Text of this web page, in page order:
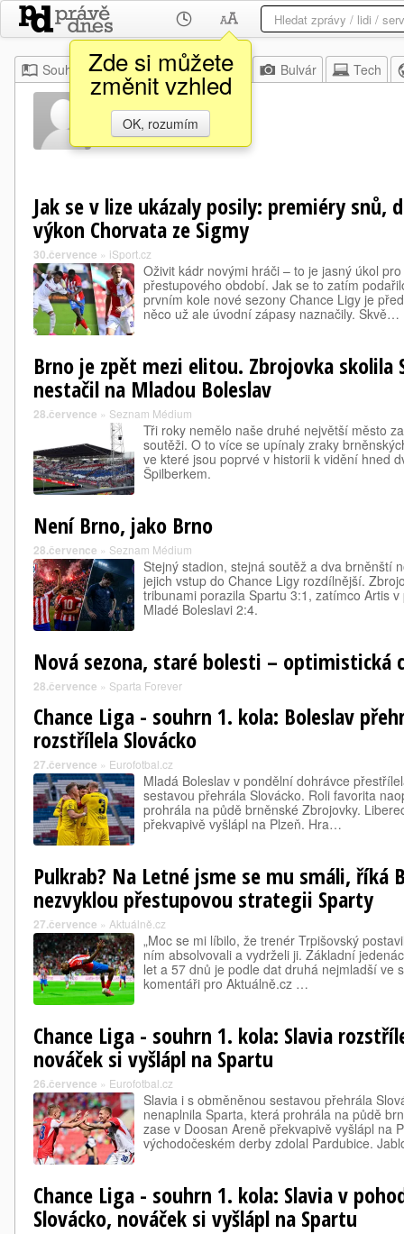
Zde si můžete
změnit vzhled
OK, rozumím
Souhrn Moje Z domova Bulvár Tech
Lucky Ezeh
Jak se v lize ukázaly posily: premiéry
výkon Chorvata ze Sigmy
30.července » iSport.cz
Oživit kádr novými hráči – to je jasný úkol
přestupového období. Jak se to zatím
prvním kole nové sezony Chance Ligy je
něco už ale úvodní zápasy naznačily. Skvě…
Brno je zpět mezi elitou. Zbrojovka skolila
nestačil na Mladou Boleslav
28.července » Seznam Médium
Tři roky nemělo naše druhé největší město
soutěži. O to více se upínaly zraky
ve které jsou poprvé v historii k vidění hned
Špilberkem.
Není Brno, jako Brno
28.července » Seznam Médium
Stejný stadion, stejná soutěž a dva brněnští
jejich vstup do Chance Ligy rozdílnější.
tribunami porazila Spartu 3:1, zatímco Artis
Mladé Boleslavi 2:4.
Nová sezona, staré bolesti – optimistická
28.července » Sparta Forever
Chance Liga - souhrn 1. kola: Boleslav
rozstřílela Slovácko
27.července » Eurofotbal.cz
Mladá Boleslav v pondělní dohrávce
sestavou přehrála Slovácko. Roli favorita
prohrála na půdě brněnské Zbrojovky.
překvapivě vyšlápl na Plzeň. Hra…
Pulkrab? Na Letné jsme se mu smáli, říká
nezvyklou přestupovou strategii Sparty
27.července » Aktuálně.cz
„Moc se mi líbilo, že trenér Trpišovský
ním absolvovali a vydrželi ji. Základní
let a 57 dnů je podle dat druhá nejmladší ve
komentáři pro Aktuálně.cz …
Chance Liga - souhrn 1. kola: Slavia
nováček si vyšlápl na Spartu
26.července » Eurofotbal.cz
Slavia i s obměněnou sestavou přehrála
nenaplnila Sparta, která prohrála na půdě
zase v Doosan Areně překvapivě vyšlápl na
východočeském derby zdolal Pardubice.
Chance Liga - souhrn 1. kola: Slavia v
Slovácko, nováček si vyšlápl na Spartu